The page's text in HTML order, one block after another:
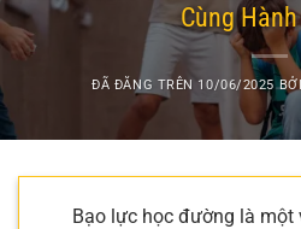
Cùng
ĐÃ ĐĂNG TRÊN 10/06/2025
Bạo lực học đường là một